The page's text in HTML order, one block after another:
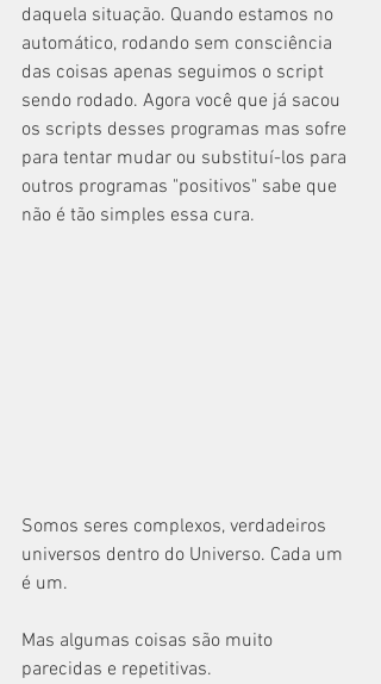
daquela situação. Quando estamos no
automático, rodando sem consciência
das coisas apenas seguimos o script
sendo rodado. Agora você que já sacou
os scripts desses programas mas sofre
para tentar mudar ou substituí-los para
outros programas "positivos" sabe que
não é tão simples essa cura.
Somos seres complexos, verdadeiros
universos dentro do Universo. Cada um
é um.
Mas algumas coisas são muito
parecidas e repetitivas.